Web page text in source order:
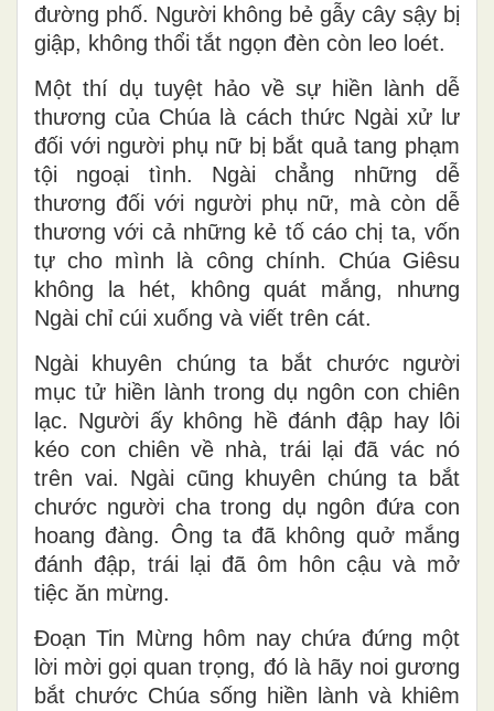
đường phố. Người không bẻ gẫy cây sậy bị
giập, không thổi tắt ngọn đèn còn leo loét.
Một thí dụ tuyệt hảo về sự hiền lành dễ
thương của Chúa là cách thức Ngài xử lư
đối với người phụ nữ bị bắt quả tang phạm
tội ngoại tình. Ngài chẳng những dễ
thương đối với người phụ nữ, mà còn dễ
thương với cả những kẻ tố cáo chị ta, vốn
tự cho mình là công chính. Chúa Giêsu
không la hét, không quát mắng, nhưng
Ngài chỉ cúi xuống và viết trên cát.
Ngài khuyên chúng ta bắt chước người
mục tử hiền lành trong dụ ngôn con chiên
lạc. Người ấy không hề đánh đập hay lôi
kéo con chiên về nhà, trái lại đã vác nó
trên vai. Ngài cũng khuyên chúng ta bắt
chước người cha trong dụ ngôn đứa con
hoang đàng. Ông ta đã không quở mắng
đánh đập, trái lại đã ôm hôn cậu và mở
tiệc ăn mừng.
Đoạn Tin Mừng hôm nay chứa đứng một
lời mời gọi quan trọng, đó là hãy noi gương
bắt chước Chúa sống hiền lành và khiêm